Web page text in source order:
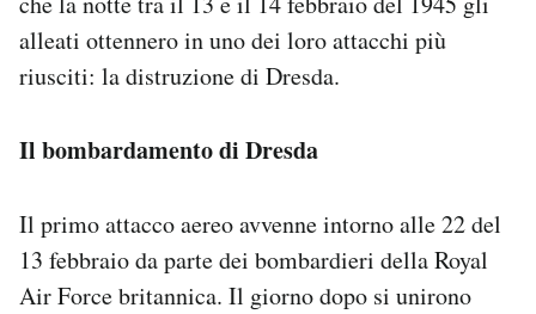
alleati ottennero in uno dei loro attacchi più
riusciti: la distruzione di Dresda.
Il bombardamento di Dresda
Il primo attacco aereo avvenne intorno alle 22 del
13 febbraio da parte dei bombardieri della Royal
Air Force britannica. Il giorno dopo si unirono